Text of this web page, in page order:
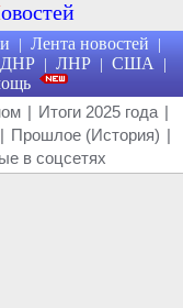
овостей
| Лента новостей |
ДНР | ЛНР | США |
| Итоги 2025 года |
| Прошлое (История) |
в соцсетях